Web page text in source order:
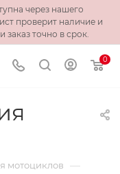
через нашего
проверит наличие и
заказ точно в срок.
0
мотоциклов —